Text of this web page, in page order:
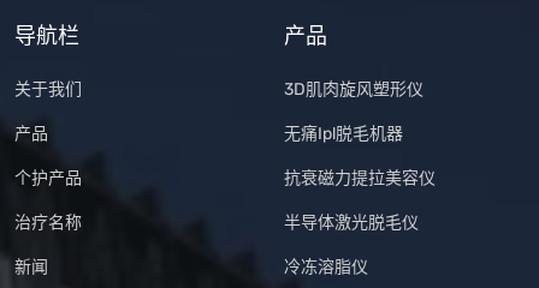
导航栏
关于我们
产品
个护产品
治疗名称
新闻
产品
3D肌肉旋风塑形仪
无痛Ipl脱毛机器
抗衰磁力提拉美容仪
半导体激光脱毛仪
冷冻溶脂仪